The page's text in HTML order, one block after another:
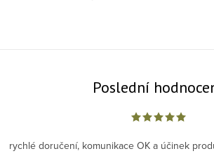
Poslední
rychlé doručení, komunikace OK a účinek